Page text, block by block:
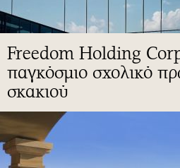
Freedom Holding Corp
παγκόσμιο σχολικό
σκακιού